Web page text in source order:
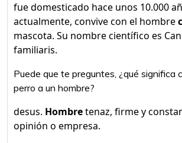
fue domesticado hace unos 10.000
actualmente, convive con el hombre
mascota. Su nombre científico es
familiaris.
Puede que te preguntes, ¿qué significa
perro a un hombre?
desus. Hombretenaz, firme y
opinión o empresa.